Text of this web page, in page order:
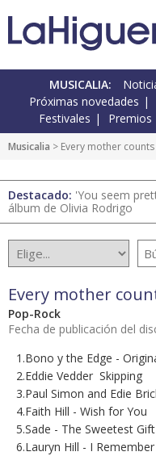
MUSICALIA:
Próximas novedades
Festivales
Premios
Musicalia > Every mother counts
Destacado: 'You seem
álbum de Olivia Rodrigo
Every mother
Pop-Rock
Fecha de publicación del
1.Bono y the Edge -
2.Eddie Vedder  Skipping
3.Paul Simon and Edie
4.Faith Hill - Wish for You
5.Sade - The Sweetest Gift
6.Lauryn Hill - I Remember